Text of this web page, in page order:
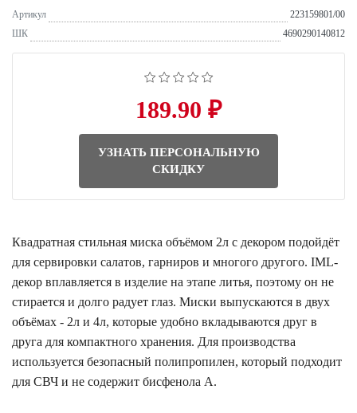
Артикул
223159801/00
ШК
4690290140812
189.90 ₽
УЗНАТЬ ПЕРСОНАЛЬНУЮ
СКИДКУ
Квадратная стильная миска объёмом 2л с декором подойдёт
для сервировки салатов, гарниров и многого другого. IML-
декор вплавляется в изделие на этапе литья, поэтому он не
стирается и долго радует глаз. Миски выпускаются в двух
объёмах - 2л и 4л, которые удобно вкладываются друг в
друга для компактного хранения. Для производства
используется безопасный полипропилен, который подходит
для СВЧ и не содержит бисфенола А.